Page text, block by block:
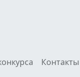
Контакты